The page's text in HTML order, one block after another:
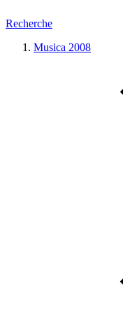
Recherche
Musica 2008